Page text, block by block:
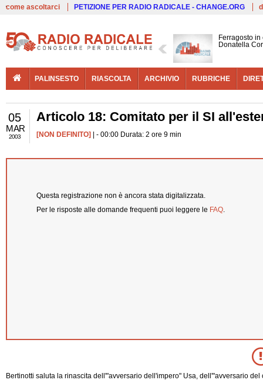
come ascoltarci PETIZIONE PER RADIO RADICALE - CHANGE.ORG
Ferragosto
Donatella
PALINSESTO RIASCOLTA ARCHIVIO RUBRICHE
05
MAR
2003
Articolo 18: Comitato per il SI
[NON DEFINITO] | - 00:00 Durata: 2 ore 9 min
Questa registrazione non è ancora stata digitalizzata.
Per le risposte alle domande frequenti puoi leggere le FAQ.
Bertinotti saluta la rinascita dell'"avversario dell'impero" Usa, dell'"avversario del